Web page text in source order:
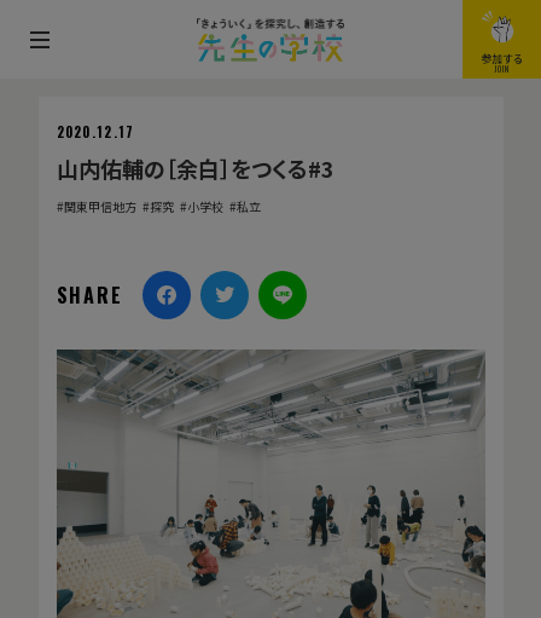
メ
参加する
JOIN
2020.12.17
山内佑輔の［余白］をつくる#3
関東甲信地方 探究 小学校 私立
SHARE